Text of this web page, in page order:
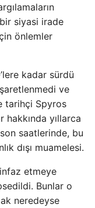
siyasi irade
önlemler
kadar sürdü
ve
tarihçi Spyros
yıllarca
saatlerinde, bu
dışı muamelesi.
etmeye
Bunlar o
neredeyse